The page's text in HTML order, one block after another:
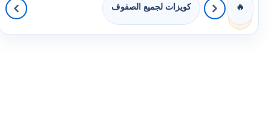
🔥 كويزات لجميع الصفوف